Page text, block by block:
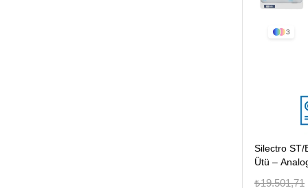
3
Silectro ST/
Ütü –
₺19.501,71